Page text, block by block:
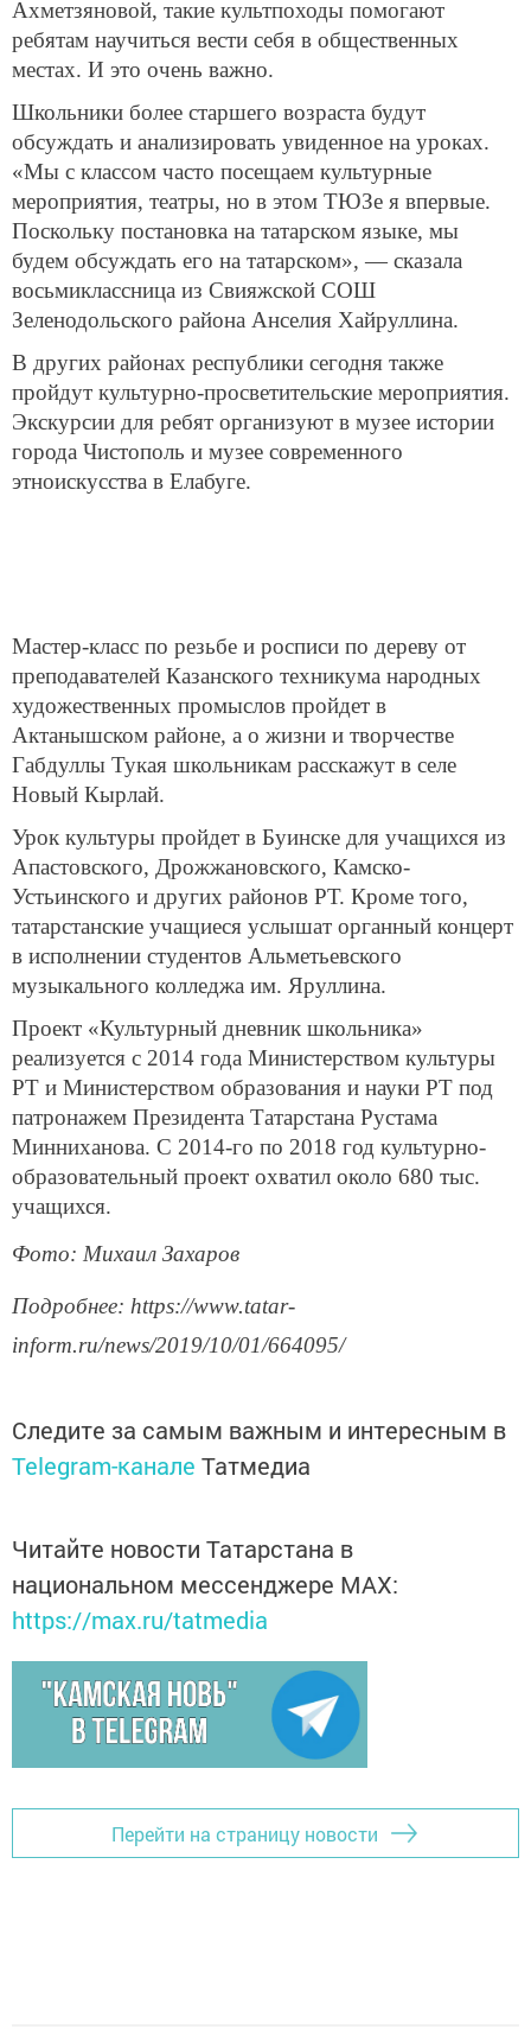
Ахметзяновой, такие культпоходы помогают
ребятам научиться вести себя в общественных
местах. И это очень важно.
Школьники более старшего возраста будут
обсуждать и анализировать увиденное на уроках.
«Мы с классом часто посещаем культурные
мероприятия, театры, но в этом ТЮЗе я впервые.
Поскольку постановка на татарском языке, мы
будем обсуждать его на татарском», — сказала
восьмиклассница из Свияжской СОШ
Зеленодольского района Анселия Хайруллина.
В других районах республики сегодня также
пройдут культурно-просветительские мероприятия.
Экскурсии для ребят организуют в музее истории
города Чистополь и музее современного
этноискусства в Елабуге.
Мастер-класс по резьбе и росписи по дереву от
преподавателей Казанского техникума народных
художественных промыслов пройдет в
Актанышском районе, а о жизни и творчестве
Габдуллы Тукая школьникам расскажут в селе
Новый Кырлай.
Урок культуры пройдет в Буинске для учащихся из
Апастовского, Дрожжановского, Камско-
Устьинского и других районов РТ. Кроме того,
татарстанские учащиеся услышат органный концерт
в исполнении студентов Альметьевского
музыкального колледжа им. Яруллина.
Проект «Культурный дневник школьника»
реализуется с 2014 года Министерством культуры
РТ и Министерством образования и науки РТ под
патронажем Президента Татарстана Рустама
Минниханова. С 2014-го по 2018 год культурно-
образовательный проект охватил около 680 тыс.
учащихся.
Фото: Михаил Захаров
Подробнее: https://www.tatar-
inform.ru/news/2019/10/01/664095/
Следите за самым важным и интересным в
Telegram-канале Татмедиа
Читайте новости Татарстана в
национальном мессенджере MАХ:
https://max.ru/tatmedia
Перейти на страницу новости